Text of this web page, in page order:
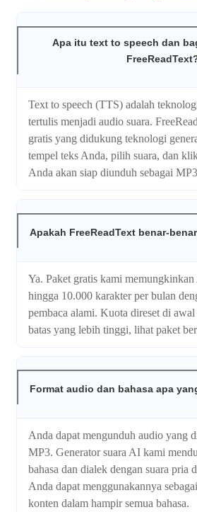
Apa itu text to speech dan
Text to speech (TTS) adalah
tertulis menjadi audio suara.
gratis yang didukung teknologi
tempel teks Anda, pilih suara, dan
Anda akan siap diunduh sebagai
Apakah FreeReadText benar-
Ya. Paket gratis kami
hingga 10.000 karakter per bulan
pembaca alami. Kuota direset di
batas yang lebih tinggi, lihat paket
Format audio dan bahasa apa
Anda dapat mengunduh audio yang
MP3. Generator suara AI kami
bahasa dan dialek dengan suara pria
Anda dapat menggunakannya
konten dalam hampir semua bahasa.